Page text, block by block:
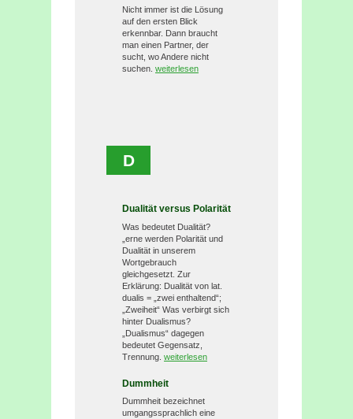
Nicht immer ist die Lösung
auf den ersten Blick
erkennbar. Dann braucht
man einen Partner, der
sucht, wo Andere nicht
suchen. weiterlesen
D
Dualität versus Polarität
Was bedeutet Dualität?
„erne werden Polarität und
Dualität in unserem
Wortgebrauch
gleichgesetzt. Zur
Erklärung: Dualität von lat.
dualis = „zwei enthaltend“;
„Zweiheit“ Was verbirgt sich
hinter Dualismus?
„Dualismus“ dagegen
bedeutet Gegensatz,
Trennung. weiterlesen
Dummheit
Dummheit bezeichnet
umgangssprachlich eine